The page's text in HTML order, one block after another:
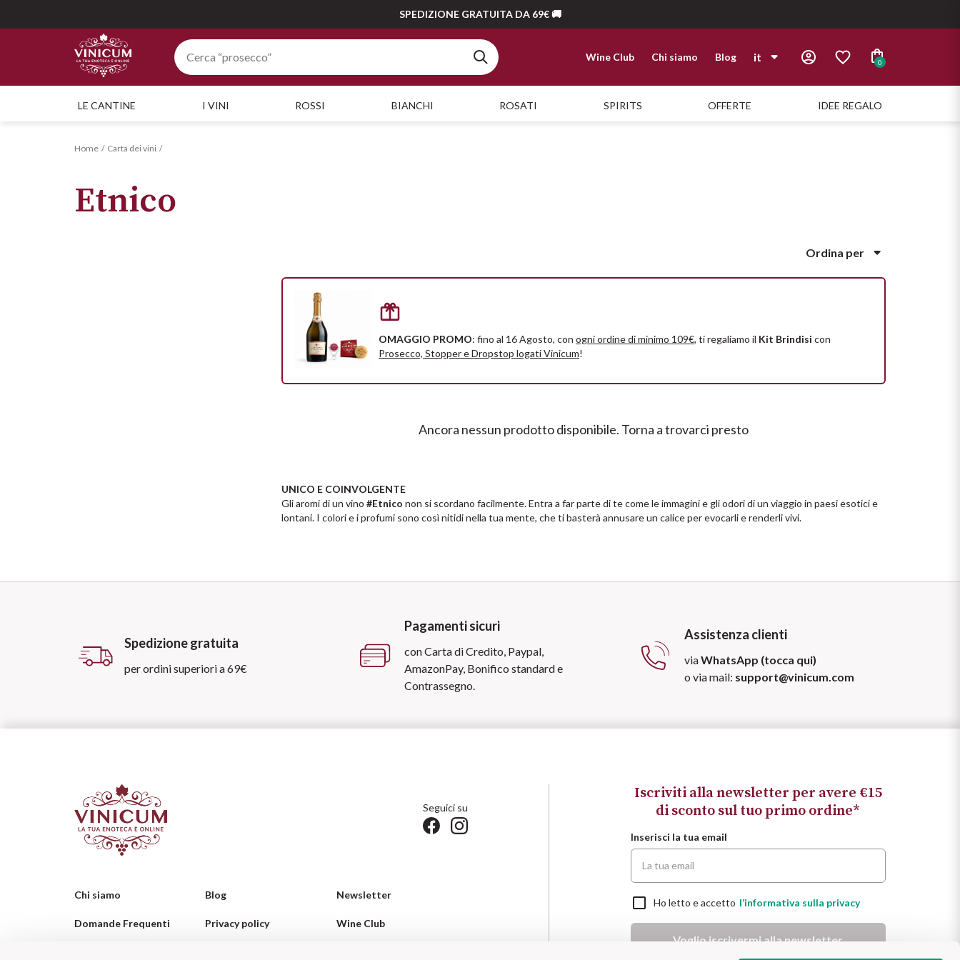
SPEDIZIONE GRATUITA DA 69€ 🚚
Wine Club Chi siamo Blog it 0
LE CANTINE I VINI ROSSI BIANCHI ROSATI SPIRITS OFFERTE IDEE REGALO
Home Carta dei vini
Etnico
Ordina per
OMAGGIO PROMO: fino al 16 Agosto, con ogni ordine di minimo 109€, ti regaliamo il Kit Brindisi con
Prosecco, Stopper e Dropstop logati Vinicum!
Ancora nessun prodotto disponibile. Torna a trovarci presto
UNICO E COINVOLGENTE
Gli aromi di un vino #Etnico non si scordano facilmente. Entra a far parte di te come le immagini e gli odori di un viaggio in paesi esotici e
lontani. I colori e i profumi sono così nitidi nella tua mente, che ti basterà annusare un calice per evocarli e renderli vivi.
Spedizione gratuita
per ordini superiori a 69€
Pagamenti sicuri
con Carta di Credito, Paypal,
AmazonPay, Bonifico standard e
Contrassegno.
Assistenza clienti
viaWhatsApp (tocca qui)
o via mail: support@vinicum.com
Seguici su
Chi siamo Blog Newsletter
Domande Frequenti Privacy policy Wine Club
Iscriviti alla newsletter per avere €15
di sconto sul tuo primo ordine*
Inserisci la tua email
Ho letto e accetto l’informativa sulla privacy
Voglio iscrivermi alla newsletter